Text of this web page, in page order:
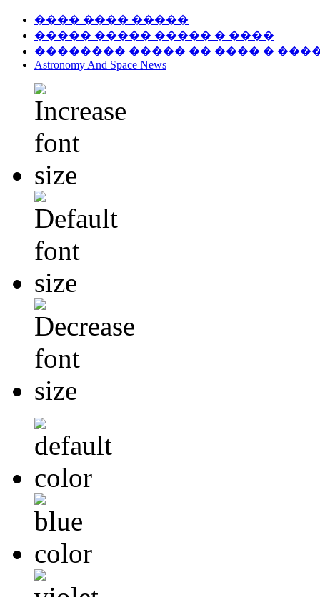
���� ���� �����
����� ����� ����� � ����
�������� ����� �� ���� �
Astronomy And Space News